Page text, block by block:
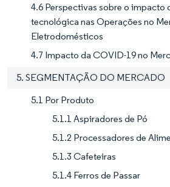
4.6 Perspectivas sobre o impacto
tecnológica nas Operações no
Eletrodomésticos
4.7 Impacto da COVID-19 no
5. SEGMENTAÇÃO DO MERCADO
5.1 Por Produto
5.1.1 Aspiradores de Pó
5.1.2 Processadores de
5.1.3 Cafeteiras
5.1.4 Ferros de Passar